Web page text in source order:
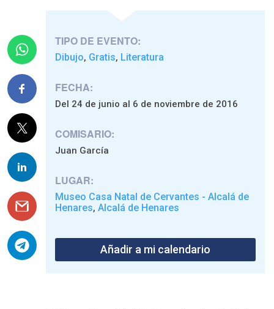
TIPO DE EVENTO:
Dibujo, Gratis, Literatura
FECHA:
Del 24 de junio al 6 de noviembre de 2016
COMISARIO:
Juan García
LUGAR:
Museo Casa Natal de Cervantes - Alcalá de
Henares, Alcalá de Henares
Añadir a mi calendario